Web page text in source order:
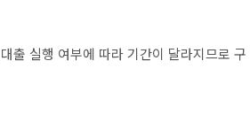
출 실행 여부에 따라 기간이 달라지므로 구